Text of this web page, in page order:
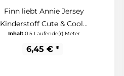
Finn liebt Annie Jersey
Kinderstoff Cute & Cool...
Inhalt 0.5 Laufende(r) Meter
6,45 € *